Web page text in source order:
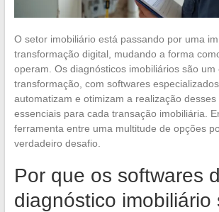
O setor imobiliário está passando por uma
transformação digital, mudando a forma
operam. Os diagnósticos imobiliários são um
transformação, com softwares
automatizam e otimizam a realização desses
essenciais para cada transação imobiliária.
ferramenta entre uma multitude de opções
verdadeiro desafio.
Por que os softwares
diagnóstico imobiliário